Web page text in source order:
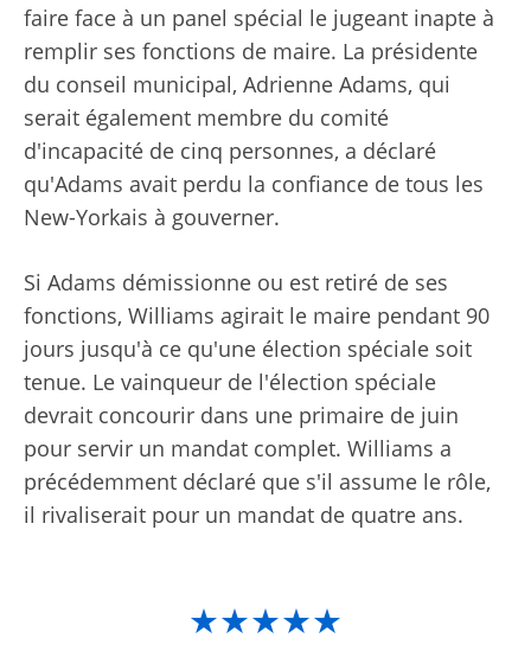
faire face à un panel spécial le jugeant inapte à
remplir ses fonctions de maire. La présidente
du conseil municipal, Adrienne Adams, qui
serait également membre du comité
d'incapacité de cinq personnes, a déclaré
qu'Adams avait perdu la confiance de tous les
New-Yorkais à gouverner.
Si Adams démissionne ou est retiré de ses
fonctions, Williams agirait le maire pendant 90
jours jusqu'à ce qu'une élection spéciale soit
tenue. Le vainqueur de l'élection spéciale
devrait concourir dans une primaire de juin
pour servir un mandat complet. Williams a
précédemment déclaré que s'il assume le rôle,
il rivaliserait pour un mandat de quatre ans.
★★★★★